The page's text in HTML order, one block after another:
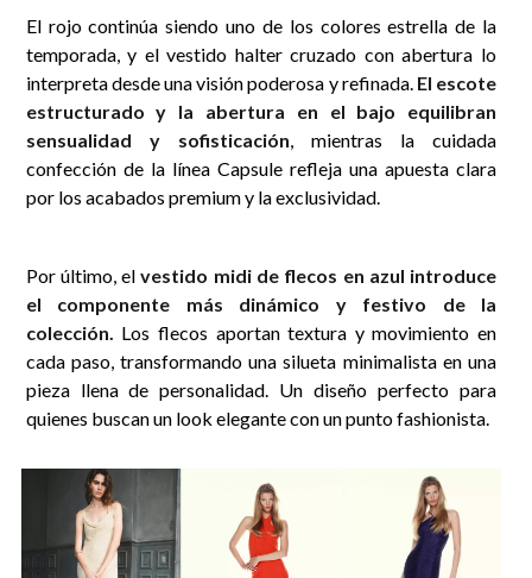
El rojo continúa siendo uno de los colores estrella de la
temporada, y el vestido halter cruzado con abertura lo
interpreta desde una visión poderosa y refinada.El escote
estructurado y la abertura en el bajo equilibran
sensualidad y sofisticación, mientras la cuidada
confección de la línea Capsule refleja una apuesta clara
por los acabados premium y la exclusividad.
Por último, elvestido midi de flecos en azul introduce
el componente más dinámico y festivo de la
colección.
Los flecos aportan textura y movimiento en
cada paso, transformando una silueta minimalista en una
pieza llena de personalidad. Un diseño perfecto para
quienes buscan un look elegante con un punto fashionista.